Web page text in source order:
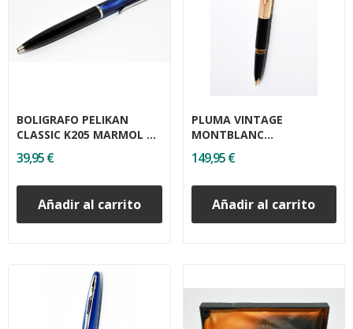
BOLIGRAFO PELIKAN
CLASSIC K205 MARMOL L
AZUL
39,95 €
Añadir al carrito
PLUMA VINTAGE
MONTBLANC
MEISTERSTUCK 74
149,95 €
Añadir al carrito